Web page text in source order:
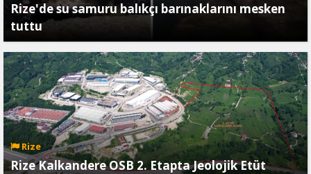
Rize'de su samuru balıkçı barınaklarını mesken
tuttu
Rize
Rize Kalkandere OSB 2. Etapta Jeolojik Etüt